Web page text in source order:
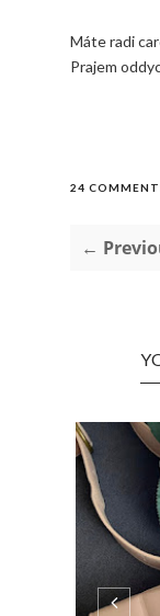
Máte radi
Prajem
24
←